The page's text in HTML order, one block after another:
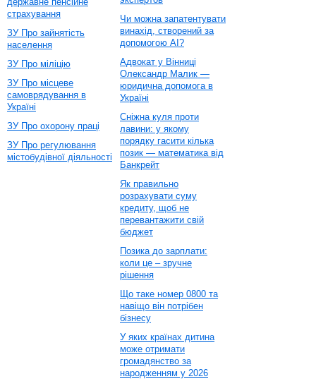
страхування
ЗУ Про зайнятість
населення
ЗУ Про міліцію
ЗУ Про місцеве
самоврядування в
Україні
ЗУ Про охорону праці
ЗУ Про регулювання
містобудівної діяльності
Чи можна запатентувати
винахід, створений за
допомогою AI?
Адвокат у Вінниці
Олександр Малик —
юридична допомога в
Україні
Сніжна куля проти
лавини: у якому
порядку гасити кілька
позик — математика від
Банкрейт
Як правильно
розрахувати суму
кредиту, щоб не
перевантажити свій
бюджет
Позика до зарплати:
коли це – зручне
рішення
Що таке номер 0800 та
навіщо він потрібен
бізнесу
У яких країнах дитина
може отримати
громадянство за
народженням у 2026